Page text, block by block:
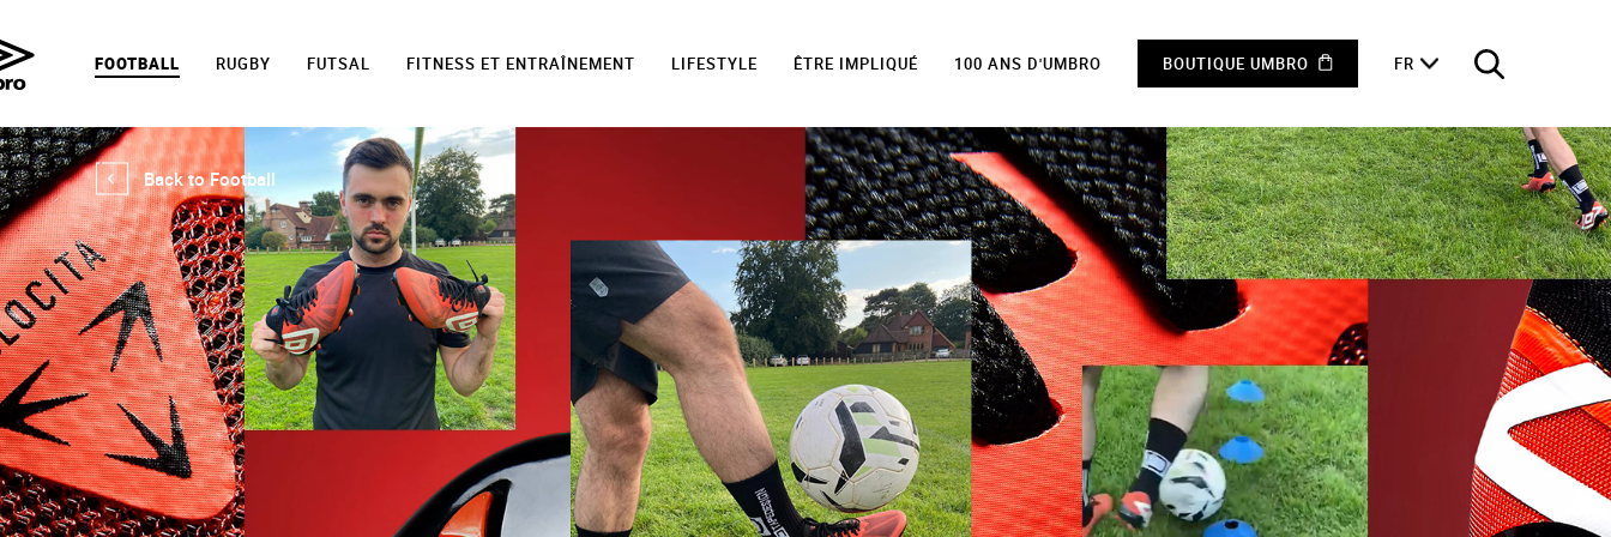
FOOTBALL RUGBY FUTSAL FITNESS ET ENTRAÎNEMENT LIFESTYLE ÊTRE IMPLIQUÉ 100 ANS D'UMBRO BOUTIQUE UMBRO FR
Back to Football